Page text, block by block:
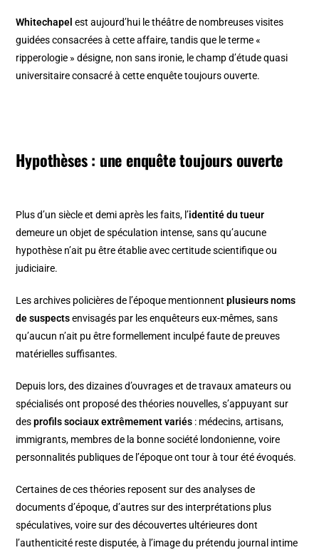
Whitechapel est aujourd’hui le théâtre de nombreuses visites
guidées consacrées à cette affaire, tandis que le terme «
ripperologie » désigne, non sans ironie, le champ d’étude quasi
universitaire consacré à cette enquête toujours ouverte.
Hypothèses : une enquête toujours ouverte
Plus d’un siècle et demi après les faits, l’identité du tueur
demeure un objet de spéculation intense, sans qu’aucune
hypothèse n’ait pu être établie avec certitude scientifique ou
judiciaire.
Les archives policières de l’époque mentionnentplusieurs noms
de suspectsenvisagés par les enquêteurs eux-mêmes, sans
qu’aucun n’ait pu être formellement inculpé faute de preuves
matérielles suffisantes.
Depuis lors, des dizaines d’ouvrages et de travaux amateurs ou
spécialisés ont proposé des théories nouvelles, s’appuyant sur
desprofils sociaux extrêmement variés : médecins, artisans,
immigrants, membres de la bonne société londonienne, voire
personnalités publiques de l’époque ont tour à tour été évoqués.
Certaines de ces théories reposent sur des analyses de
documents d’époque, d’autres sur des interprétations plus
spéculatives, voire sur des découvertes ultérieures dont
l’authenticité reste disputée, à l’image du prétendu journal intime